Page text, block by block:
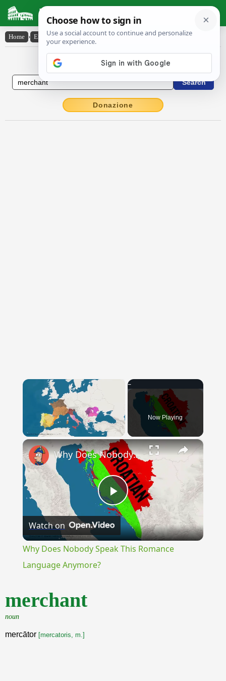
Latin Dictionary
Home › English-Latin › merchant
English to Latin Dictionary
Donazione
Unmute
Now Playing
×
Play
Video
Why Does Nobody Speak This Romance Language Anymore?
Watch on
Why Does Nobody Speak This Romance
Language Anymore?
merchant
noun
mercātor [mercatoris, m.]